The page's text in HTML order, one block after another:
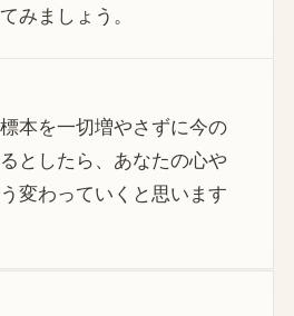
みましょう。
本を一切増やさずに今の
としたら、あなたの心や
変わっていくと思います